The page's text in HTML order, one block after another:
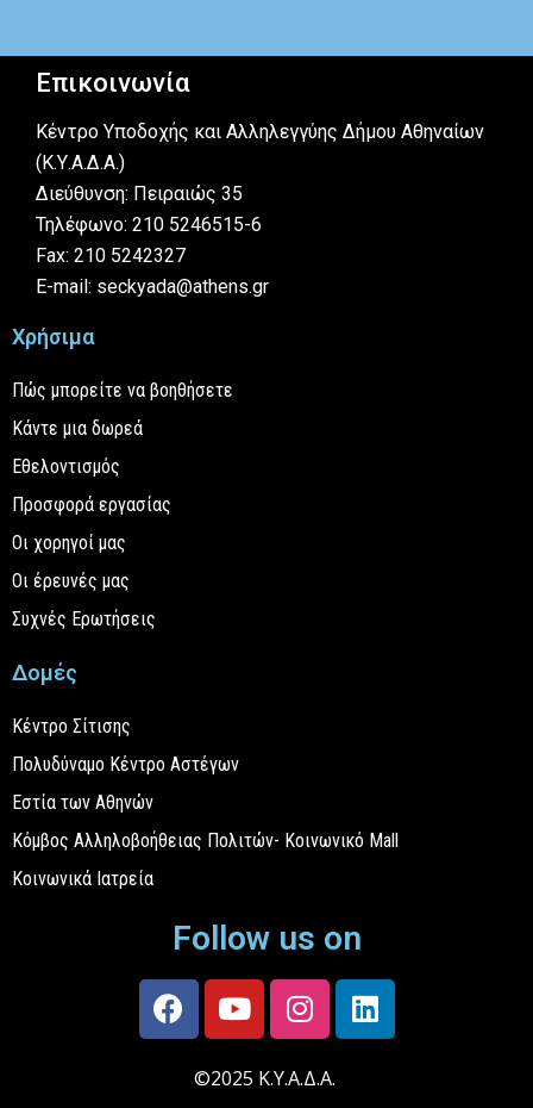
Επικοινωνία
Κέντρο Υποδοχής και Αλληλεγγύης Δήμου Αθηναίων
(Κ.Υ.Α.Δ.Α.)
Διεύθυνση: Πειραιώς 35
Τηλέφωνο: 210 5246515-6
Fax: 210 5242327
E-mail: seckyada@athens.gr
Χρήσιμα
Πώς μπορείτε να βοηθήσετε
Κάντε μια δωρεά
Εθελοντισμός
Προσφορά εργασίας
Οι χορηγοί μας
Οι έρευνές μας
Συχνές Ερωτήσεις
Δομές
Κέντρο Σίτισης
Πολυδύναμο Κέντρο Αστέγων
Εστία των Αθηνών
Κόμβος Αλληλοβοήθειας Πολιτών- Κοινωνικό Mall
Κοινωνικά Ιατρεία
Follow us on
©2025 Κ.Υ.Α.Δ.Α.